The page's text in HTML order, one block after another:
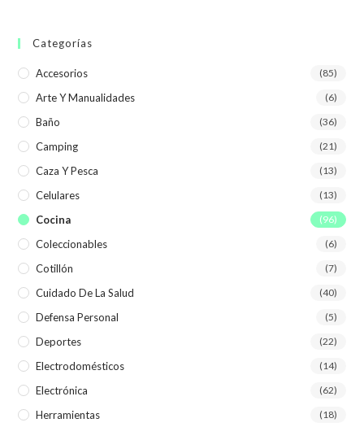
Categorías
Accesorios (85)
Arte Y Manualidades (6)
Baño (36)
Camping (21)
Caza Y Pesca (13)
Celulares (13)
Cocina (96)
Coleccionables (6)
Cotillón (7)
Cuidado De La Salud (40)
Defensa Personal (5)
Deportes (22)
Electrodomésticos (14)
Electrónica (62)
Herramientas (18)